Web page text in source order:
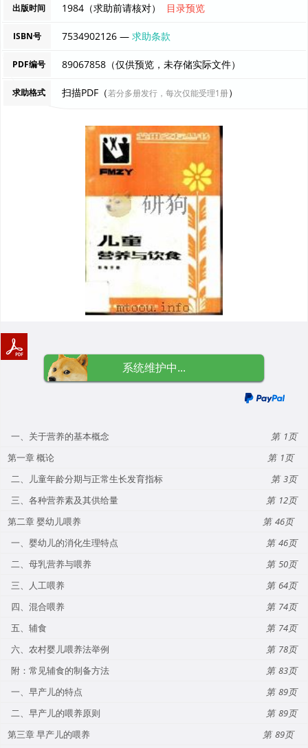
出版时间 1984（求助前请核对） 目录预览
ISBN号 7534902126 —求助条款
PDF编号 89067858（仅供预览，未存储实际文件）
求助格式 扫描PDF（若分多册发行，每次仅能受理1册）
系统维护中...
一、关于营养的基本概念
1
第一章 概论
1
二、儿童年龄分期与正常生长发育指标
3
三、各种营养素及其供给量
12
第二章 婴幼儿喂养
46
一、婴幼儿的消化生理特点
46
二、母乳营养与喂养
50
三、人工喂养
64
四、混合喂养
74
五、辅食
74
六、农村婴儿喂养法举例
78
附：常见辅食的制备方法
83
一、早产儿的特点
89
二、早产儿的喂养原则
89
第三章 早产儿的喂养
89